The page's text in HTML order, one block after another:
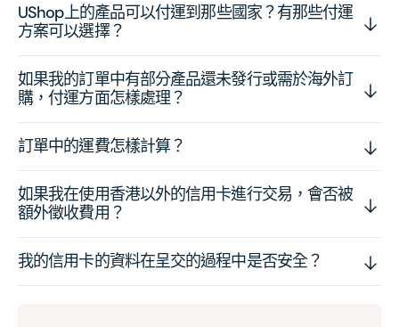
UShop上的產品可以付運到那些國家？有那些付運
方案可以選擇？
如果我的訂單中有部分產品還未發行或需於海外訂
購，付運方面怎樣處理？
訂單中的運費怎樣計算？
如果我在使用香港以外的信用卡進行交易，會否被
額外徵收費用？
我的信用卡的資料在呈交的過程中是否安全？